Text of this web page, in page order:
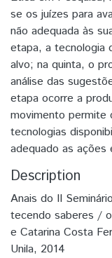
se os juízes para
não adequada às
etapa, a tecnologia
alvo; na quinta, o
análise das
etapa ocorre a
movimento permite
tecnologias
adequado as ações
Description
Anais do II
tecendo saberes /
e Catarina Costa
Unila, 2014